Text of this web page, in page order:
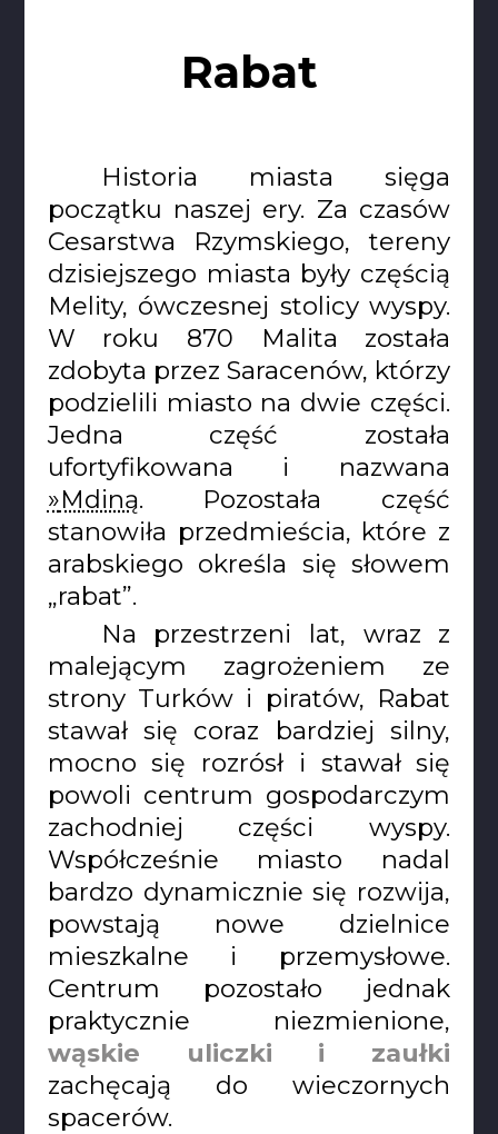
Rabat
Historia miasta sięga
początku naszej ery. Za czasów
Cesarstwa Rzymskiego, tereny
dzisiejszego miasta były częścią
Melity, ówczesnej stolicy wyspy.
W roku 870 Malita została
zdobyta przez Saracenów, którzy
podzielili miasto na dwie części.
Jedna część została
ufortyfikowana i nazwana
Mdiną. Pozostała część
stanowiła przedmieścia, które z
arabskiego określa się słowem
„rabat”.
Na przestrzeni lat, wraz z
malejącym zagrożeniem ze
strony Turków i piratów, Rabat
stawał się coraz bardziej silny,
mocno się rozrósł i stawał się
powoli centrum gospodarczym
zachodniej części wyspy.
Współcześnie miasto nadal
bardzo dynamicznie się rozwija,
powstają nowe dzielnice
mieszkalne i przemysłowe.
Centrum pozostało jednak
praktycznie niezmienione,
wąskie uliczki i zaułki
zachęcają do wieczornych
spacerów.